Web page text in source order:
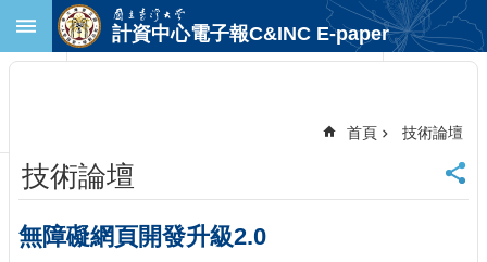
跳到主要內容區塊
首
頁
臺
大
計資中心電子報C&INC E-paper
首頁 技術論壇
技術論壇
無障礙網頁開發升級2.0